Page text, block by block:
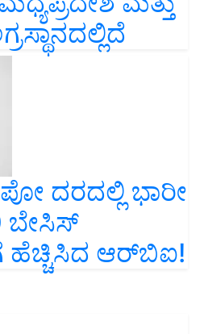
ದರದಲ್ಲಿ ಭಾರೀ
ಬೇಸಿಸ್
ಆರ್‌ಬಿಐ!